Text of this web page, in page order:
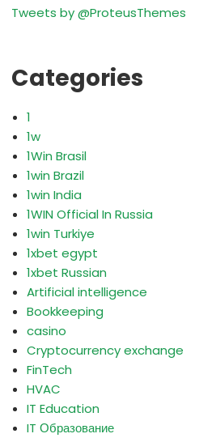
Tweets by @ProteusThemes
Categories
1
1w
1Win Brasil
1win Brazil
1win India
1WIN Official In Russia
1win Turkiye
1xbet egypt
1xbet Russian
Artificial intelligence
Bookkeeping
casino
Cryptocurrency exchange
FinTech
HVAC
IT Education
IT Образование